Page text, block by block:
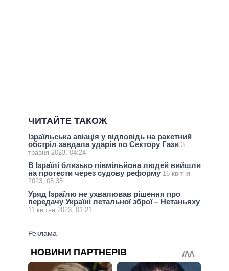
ЧИТАЙТЕ ТАКОЖ
Ізраїльська авіація у відповідь на ракетний
обстріл завдала ударів по Сектору Гази 3
травня 2023, 04:24
В Ізраїлі близько півмільйона людей вийшли
на протести через судову реформу 16 квітня
2023, 05:35
Уряд Ізраїлю не ухвалював рішення про
передачу Україні летальної зброї – Нетаньяху
11 квітня 2023, 01:21